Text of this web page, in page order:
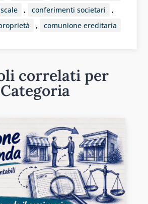
, conferimenti societari
,
, comunione ereditaria
correlati per
Categoria